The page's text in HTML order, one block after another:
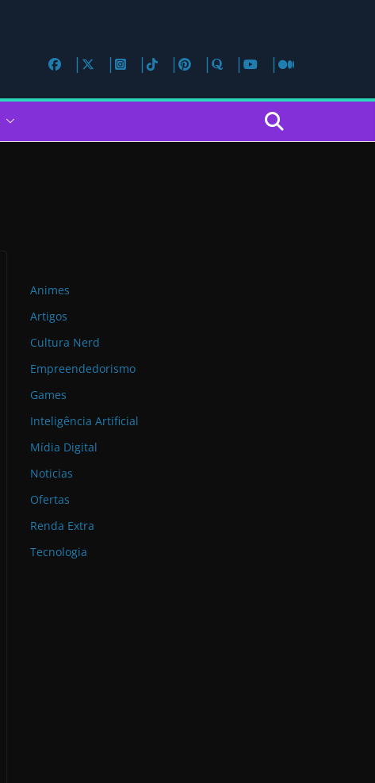
Animes
Artigos
Cultura Nerd
Empreendedorismo
Games
Inteligência Artificial
Mídia Digital
Noticias
Ofertas
Renda Extra
Tecnologia